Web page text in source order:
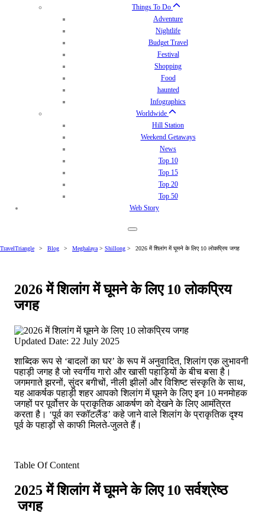
Things To Do
Adventure
Nightlife
Budget Travel
Festival
Shopping
Food
haunted
Infographics
Worldwide
Hill Station
Weekend Getaways
News
Top 10
Top 15
Top 20
Top 50
Web Story
TravelTriangle > Blog > Meghalaya > Shillong > 2026 में शिलांग में घूमने के लिए 10 लोकप्रिय जगह
2026 में शिलांग में घूमने के लिए 10 लोकप्रिय
जगह
Updated Date: 22 July 2025
शाब्दिक रूप से ‘बादलों का घर’ के रूप में अनुवादित, शिलांग एक लुभावनी
पहाड़ी जगह है जो स्वर्गीय गारो और खासी पहाड़ियों के बीच बसा है।
जगमगाते झरनों, सुंदर बगीचों, नीली झीलों और विशिष्ट संस्कृति के साथ,
यह आकर्षक पहाड़ी शहर आपको शिलांग में घूमने के लिए इन 10 मनमोहक
जगहों पर पूर्वोत्तर के प्राकृतिक आकर्षण को देखने के लिए आमंत्रित
करता है। ‘पूर्व का स्कॉटलैंड’ कहे जाने वाले शिलांग के प्राकृतिक दृश्य
पूर्व के पहाड़ों से काफी मिलते-जुलते हैं।
Table Of Content
2025 में शिलांग में घूमने के लिए 10 सर्वश्रेष्ठ
जगह